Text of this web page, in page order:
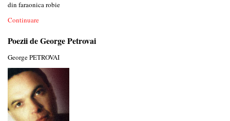
din faraonica robie
Continuare
Poezii de George Petrovai
George PETROVAI